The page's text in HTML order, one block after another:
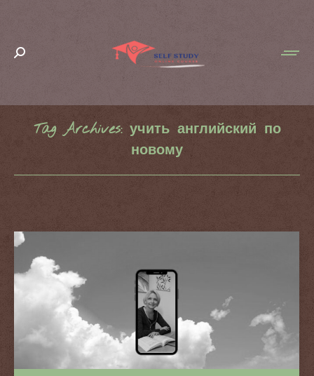
Search:
Tag Archives: учить английский по
новому
You are here: